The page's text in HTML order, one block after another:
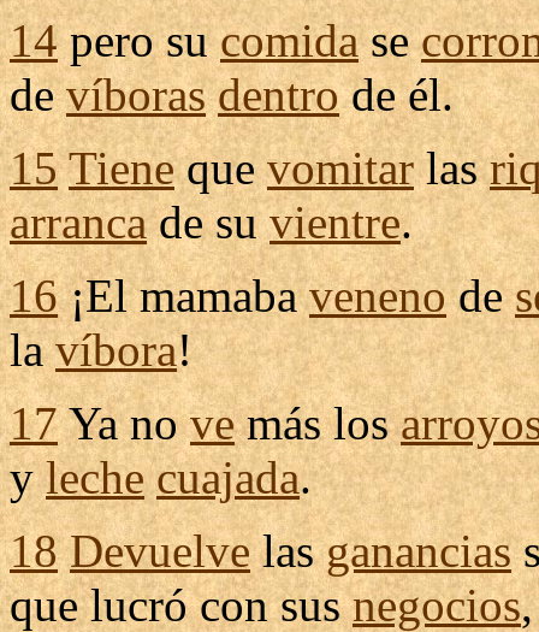
14pero sucomidase
devíboras dentrode él.
15 Tieneque vomitarlas
arrancade suvientre.
16¡Elmamaba venenode
lavíbora!
17Ya novemás los
yleche cuajada.
18 Devuelvelasganancias
quelucrócon susnegocios,